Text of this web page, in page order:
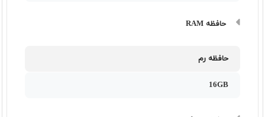
حافظه RAM
حافظه رم
16GB